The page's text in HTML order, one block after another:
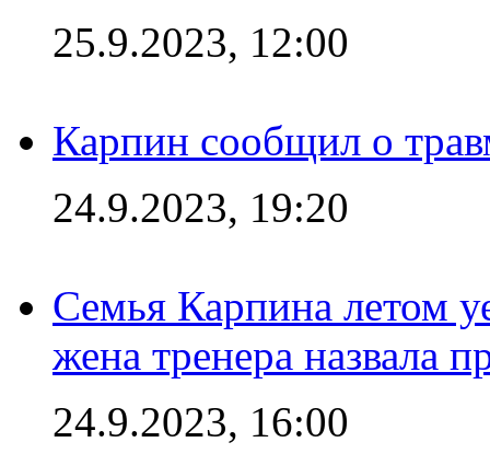
25.9.2023, 12:00
Карпин сообщил о
24.9.2023, 19:20
Семья Карпина летом
жена тренера назвала
24.9.2023, 16:00